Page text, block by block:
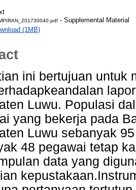
- Supplemental Material
(1MB)
ini bertujuan untuk
Luwu. Populasi
yang bekerja pada
Luwu sebanyak
48 pegawai tetap
data yang